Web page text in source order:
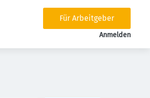
Für Arbeitgeber
Anmelden